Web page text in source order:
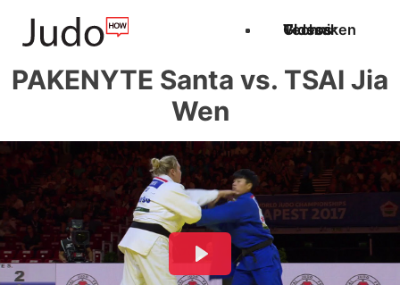
Techniken
Videos
Glossar
PAKENYTE Santa vs. TSAI Jia
Wen